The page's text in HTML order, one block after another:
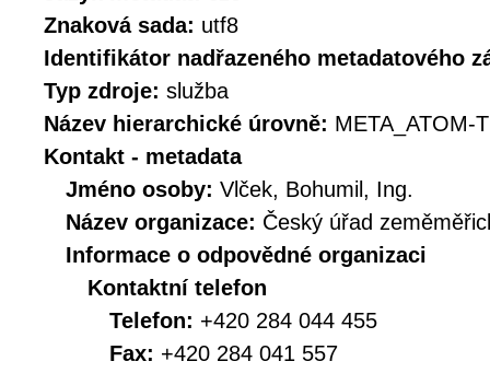
Znaková sada: utf8
Identifikátor nadřazeného metadatového
Typ zdroje: služba
Název hierarchické úrovně: META_ATOM-
Kontakt - metadata
Jméno osoby: Vlček, Bohumil, Ing.
Název organizace: Český úřad
Informace o odpovědné organizaci
Kontaktní telefon
Telefon: +420 284 044 455
Fax: +420 284 041 557